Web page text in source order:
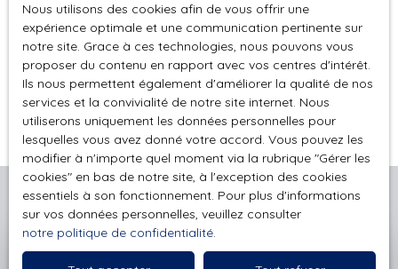
son approche centrée sur le client, notre agence se
positionne comme l'agence idéale pour concrétiser
votre projet immobilier dans cette ville en plein essor.
Que vous souhaitiez vendre, acheter ou investir, leur
accompagnement personnalisé fait toute la différence.
Nous utilisons des cookies afin de vous offrir une
expérience optimale et une communication pertinente sur
notre site. Grace à ces technologies, nous pouvons vous
proposer du contenu en rapport avec vos centres d'intérêt.
Ils nous permettent également d'améliorer la qualité de nos
services et la convivialité de notre site internet. Nous
utiliserons uniquement les données personnelles pour
lesquelles vous avez donné votre accord. Vous pouvez les
modifier à n'importe quel moment via la rubrique ″Gérer les
cookies″ en bas de notre site, à l'exception des cookies
essentiels à son fonctionnement. Pour plus d'informations
sur vos données personnelles, veuillez consulter
notre politique de confidentialité.